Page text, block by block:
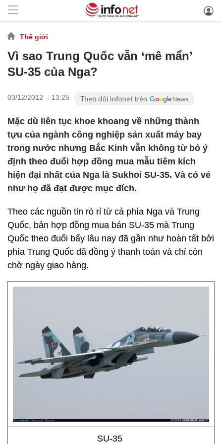
Thế giới
Vì sao Trung Quốc vẫn ‘mê mẩn’
SU-35 của Nga?
03/12/2012 - 13:25
Mặc dù liên tục khoe khoang về những thành
tựu của ngành công nghiệp sản xuất máy bay
trong nước nhưng Bắc Kinh vẫn không từ bỏ ý
định theo đuổi hợp đồng mua mẫu tiêm kích
hiện đại nhất của Nga là Sukhoi SU-35. Và có vẻ
như họ đã đạt được mục đích.
Theo các nguồn tin rò rỉ từ cả phía Nga và Trung
Quốc, bản hợp đồng mua bán SU-35 mà Trung
Quốc theo đuổi bấy lâu nay đã gần như hoàn tất bởi
phía Trung Quốc đã đồng ý thanh toán và chỉ còn
chờ ngày giao hàng.
SU-35